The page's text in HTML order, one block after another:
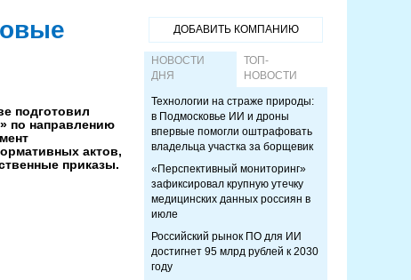
подготовил
по направлению
актов,
приказы.
ДОБАВИТЬ КОМПАНИЮ
НОВОСТИ
ДНЯ
ТОП-
НОВОСТИ
Технологии на страже природы:
в Подмосковье ИИ и дроны
впервые помогли оштрафовать
владельца участка за борщевик
«Перспективный мониторинг»
зафиксировал крупную утечку
медицинских данных россиян в
июле
Российский рынок ПО для ИИ
достигнет 95 млрд рублей к 2030
году